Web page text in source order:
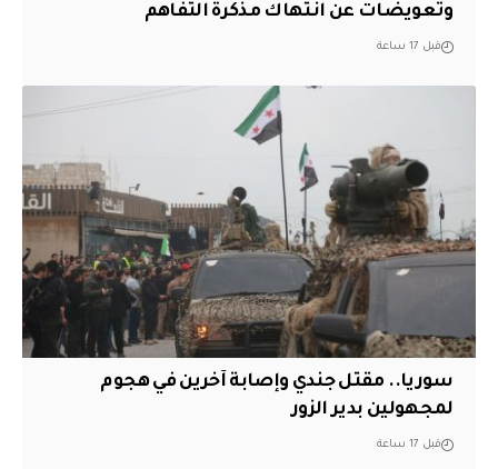
وتعويضات عن انتهاك مذكرة التفاهم
قبل 17 ساعة
سوريا.. مقتل جندي وإصابة آخرين في هجوم
لمجهولين بدير الزور
قبل 17 ساعة